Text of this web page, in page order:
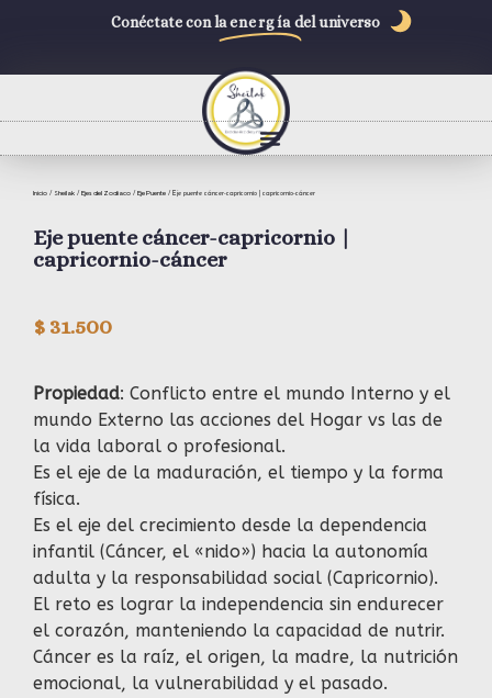
Conéctate con la energía del universo
Inicio / Sheilak / Ejes del Zodiaco / Eje Puente / Eje puente cáncer-capricornio | capricornio-cáncer
Eje puente cáncer-capricornio |
capricornio-cáncer
$ 31.500
Propiedad: Conflicto entre el mundo Interno y el
mundo Externo las acciones del Hogar vs las de
la vida laboral o profesional.
Es el eje de la maduración, el tiempo y la forma
física.
Es el eje del crecimiento desde la dependencia
infantil (Cáncer, el «nido») hacia la autonomía
adulta y la responsabilidad social (Capricornio).
El reto es lograr la independencia sin endurecer
el corazón, manteniendo la capacidad de nutrir.
Cáncer es la raíz, el origen, la madre, la nutrición
emocional, la vulnerabilidad y el pasado.